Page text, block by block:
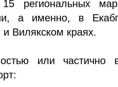
15 региональных
а именно, в
Вилякском краях.
или частично